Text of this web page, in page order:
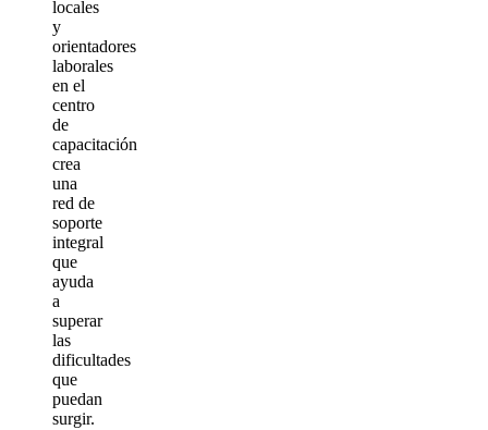
locales
y
orientadores
laborales
en el
centro
de
capacitación
crea
una
red de
soporte
integral
que
ayuda
a
superar
las
dificultades
que
puedan
surgir.